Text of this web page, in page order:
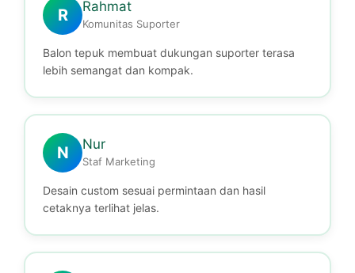
R Rahmat
Komunitas Suporter
Balon tepuk membuat dukungan suporter terasa
lebih semangat dan kompak.
N Nur
Staf Marketing
Desain custom sesuai permintaan dan hasil
cetaknya terlihat jelas.